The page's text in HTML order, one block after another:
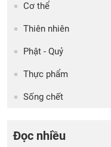
Cơ thể
Thiên nhiên
Phật - Quỷ
Thực phẩm
Sống chết
Đọc nhiều